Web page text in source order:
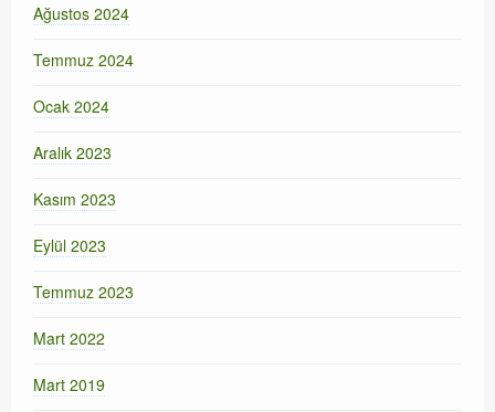
Ağustos 2024
Temmuz 2024
Ocak 2024
Aralık 2023
Kasım 2023
Eylül 2023
Temmuz 2023
Mart 2022
Mart 2019